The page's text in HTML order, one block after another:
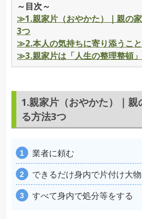
～目次～
≫1.親家片（おやかた）｜親の
3つ
≫2.本人の気持ちに寄り添うこ
≫3.親家片は「人生の整理整頓」
1.親家片（おやかた）｜親
る方法3つ
業者に頼む
できるだけ身内で片付け大
すべて身内で処分等をする